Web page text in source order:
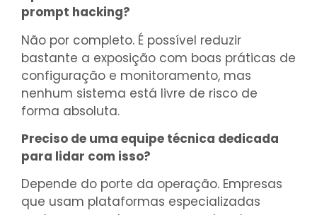
prompt hacking?
Não por completo. É possível reduzir
bastante a exposição com boas práticas de
configuração e monitoramento, mas
nenhum sistema está livre de risco de
forma absoluta.
Preciso de uma equipe técnica dedicada
para lidar com isso?
Depende do porte da operação. Empresas
que usam plataformas especializadas